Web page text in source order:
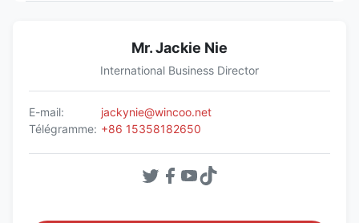
Mr. Jackie Nie
International Business Director
E-mail:
jackynie@wincoo.net
Télégramme: +86 15358182650